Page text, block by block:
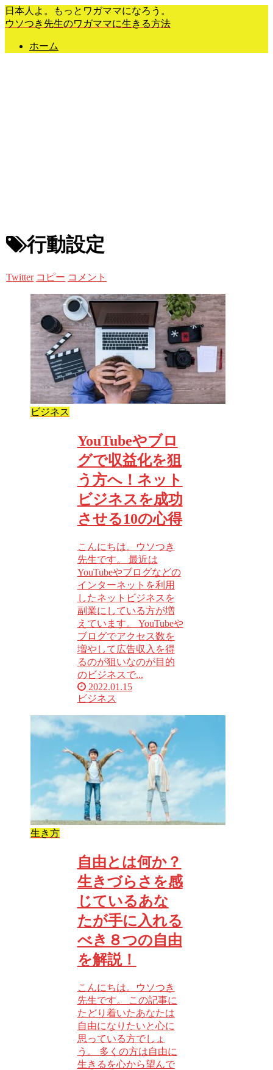
日本人よ。もっとワガママになろう。
ウソつき先生のワガママに生きる方法
ホーム
行動設定
Twitter コピー コメント
ビジネス
YouTubeやブロ
グで収益化を狙
う方へ！ネット
ビジネスを成功
させる10の心得
こんにちは。ウソつき
先生です。 最近は
YouTubeやブログなどの
インターネットを利用
したネットビジネスを
副業にしている方が増
えています。 YouTubeや
ブログでアクセス数を
増やして広告収入を得
るのが狙いなのが目的
のビジネスで...
2022.01.15
ビジネス
生き方
自由とは何か？
生きづらさを感
じているあな
たが手に入れる
べき８つの自由
を解説！
こんにちは。ウソつき
先生です。 この記事に
たどり着いたあなたは
自由になりたいと心に
思っている方でしょ
う。 多くの方は自由に
生きるを心から望んで